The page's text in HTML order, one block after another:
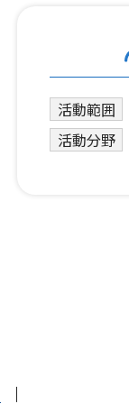
活動範囲
活動分野